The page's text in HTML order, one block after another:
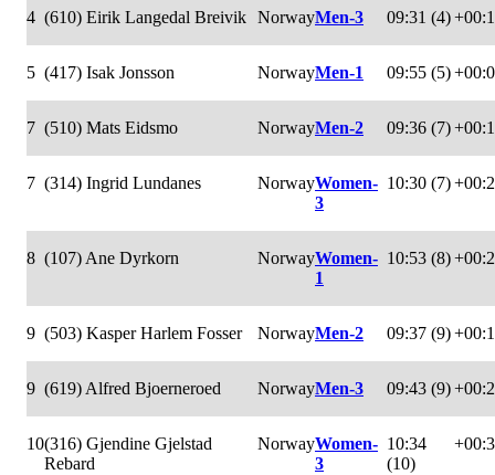
4 (610) Eirik Langedal Breivik NorwayMen-3 09:31 (4)
5 (417) Isak Jonsson NorwayMen-1 09:55 (5)
7 (510) Mats Eidsmo NorwayMen-2 09:36 (7)
7 (314) Ingrid Lundanes NorwayWomen-
3
10:30 (7)
8 (107) Ane Dyrkorn NorwayWomen-
1
10:53 (8)
9 (503) Kasper Harlem Fosser NorwayMen-2 09:37 (9)
9 (619) Alfred Bjoerneroed NorwayMen-3 09:43 (9)
10(316) Gjendine Gjelstad
Rebard
NorwayWomen-
3
10:34
(10)